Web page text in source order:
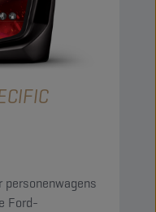
personenwagens
Ford-